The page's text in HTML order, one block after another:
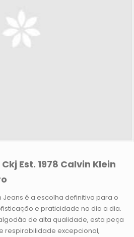
Est. 1978 Calvin Klein
Jeans é a escolha definitiva para o
e praticidade no dia a dia.
de alta qualidade, esta peça
respirabilidade excepcional,